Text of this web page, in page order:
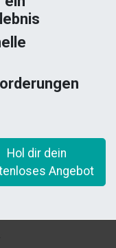
Hol dir dein
Angebot